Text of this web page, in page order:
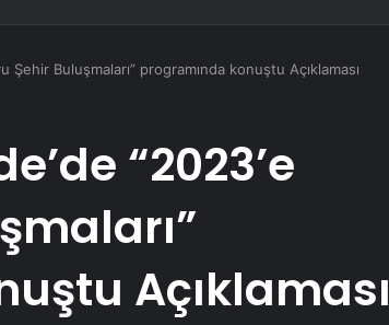
Şehir Buluşmaları” programında konuştu Açıklaması
“2023’e
Açıklaması